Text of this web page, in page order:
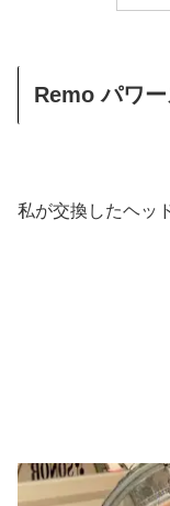
Remo パワ
私が交換したヘッ